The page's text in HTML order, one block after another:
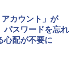
カウント」が
パスワードを忘れ
心配が不要に